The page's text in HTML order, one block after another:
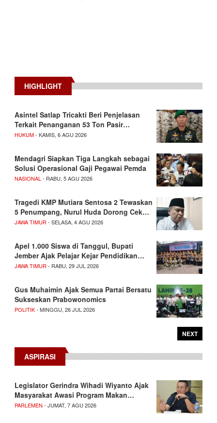
HIGHLIGHT
Asintel Satlap Tricakti Beri Penjelasan
Terkait Penanganan 53 Ton Pasir…
HUKUM- KAMIS, 6 AGU 2026
Mendagri Siapkan Tiga Langkah sebagai
Solusi Operasional Gaji Pegawai Pemda
NASIONAL - RABU, 5 AGU 2026
Tragedi KMP Mutiara Sentosa 2 Tewaskan
5 Penumpang, Nurul Huda Dorong Cek…
JAWA TIMUR - SELASA, 4 AGU 2026
Apel 1.000 Siswa di Tanggul, Bupati
Jember Ajak Pelajar Kejar Pendidikan…
JAWA TIMUR - RABU, 29 JUL 2026
Gus Muhaimin Ajak Semua Partai Bersatu
Sukseskan Prabowonomics
POLITIK- MINGGU, 26 JUL 2026
NEXT
ASPIRASI
Legislator Gerindra Wihadi Wiyanto Ajak
Masyarakat Awasi Program Makan…
PARLEMEN - JUMAT, 7 AGU 2026